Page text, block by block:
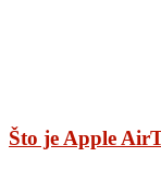
Što je Apple